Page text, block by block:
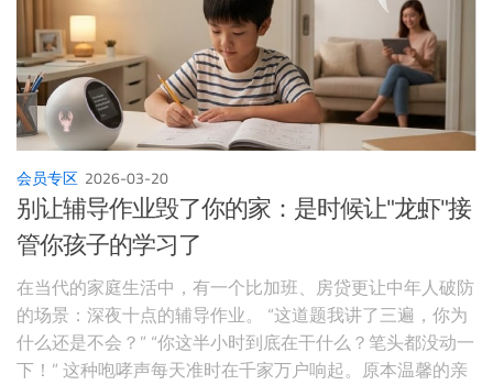
会员专区 2026-03-20
别让辅导作业毁了你的家：是时候让"龙虾"接
管你孩子的学习了
在当代的家庭生活中，有一个比加班、房贷更让中年人破防
的场景：深夜十点的辅导作业。 “这道题我讲了三遍，你为
什么还是不会？” “你这半小时到底在干什么？笔头都没动一
下！” 这种咆哮声每天准时在千家万户响起。原本温馨的亲